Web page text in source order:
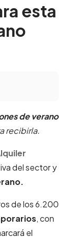
esta
de verano
recibirla.
del sector y
de los 6.200
,con
el